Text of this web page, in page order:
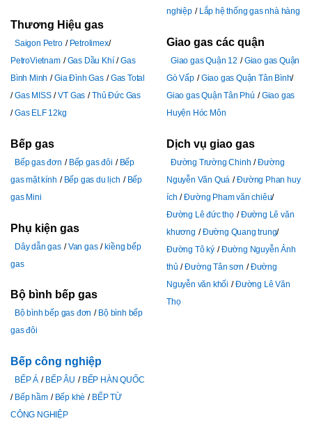
Thương Hiệu gas
Saigon Petro
Petrolimex
PetroVietnam
Gas Dầu Khí
Gas
Bình Minh
Gia Đình Gas
Gas Total
Gas MISS
VT Gas
Thủ Đức Gas
Gas ELF 12kg
Bếp gas
Bếp gas đơn Bếp gas đôi
Bếp
gas mặt kính
Bếp gas du lịch
Bếp
gas Mini
Phụ kiện gas
Dây dẫn gas Van gas
kiềng bếp
gas
Bộ bình bếp gas
Bộ bình bếp gas đơn
Bộ bình bếp
gas đôi
Bếp công nghiệp
BẾP Á BẾP ÂU
BẾP HÀN QUỐC
Bếp hầm
Bếp khè
BẾP TỪ
CÔNG NGHIỆP
nghiệp
Lắp hệ thống gas nhà hàng
Giao gas các quận
Giao gas Quận 12
Giao gas Quận
Gò Vấp
Giao gas Quận Tân Bình
Giao gas Quận Tân Phú
Giao gas
Huyện Hóc Môn
Dịch vụ giao gas
Đường Trường Chinh
Đường
Nguyễn Văn Quá
Đường Phan huy
ích
Đường Pham văn chiêu
Đường Lê đức thọ
Đường Lê văn
khương
Đường Quang trung
Đường Tô ký
Đường Nguyễn Ảnh
thủ
Đường Tân sơn
Đường
Nguyễn văn khối
Đường Lê Văn
Thọ